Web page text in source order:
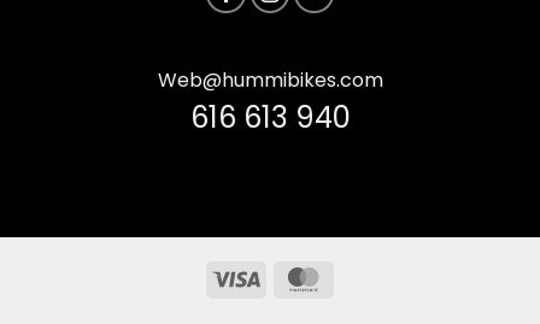
Web@hummibikes.com
616 613 940
Visa